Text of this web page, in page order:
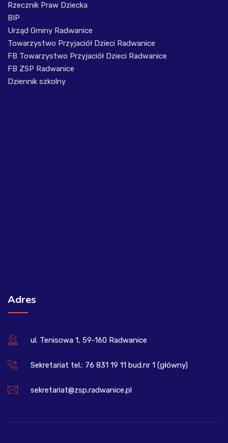
Rzecznik Praw Dziecka
BIP
Urząd Gminy Radwanice
Towarzystwo Przyjaciół Dzieci Radwanice
FB Towarzystwo Przyjaciół Dzieci Radwanice
FB ZSP Radwanice
Dziennik szkolny
Adres
ul. Tenisowa 1, 59-160 Radwanice
Sekretariat tel.: 76 831 19 11 bud.nr 1 (główny)
sekretariat@zsp.radwanice.pl